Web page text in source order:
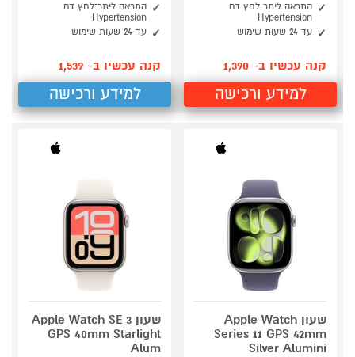
התראה ליתר לחץ דם
Hypertension
עד 24 שעות שימוש
קנה עכשיו ב- 1,390
למידע ורכישה
התראה ליתר־לחץ דם
Hypertension
עד 24 שעות שימוש
קנה עכשיו ב- 1,539
למידע ורכישה
שעון Apple Watch
Series 11 GPS 42mm
Silver Alumini
שעון Apple Watch SE 3
GPS 40mm Starlight
Alum